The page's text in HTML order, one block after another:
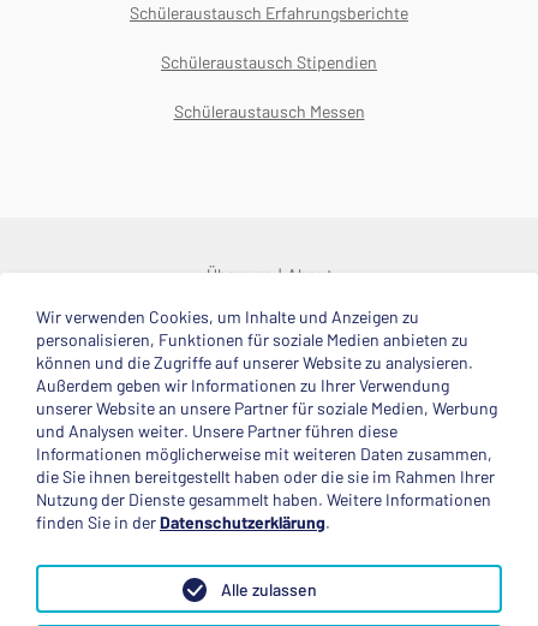
Schüleraustausch Erfahrungsberichte
Schüleraustausch Stipendien
Schüleraustausch Messen
Über uns About
© 2025 Deutsche Stiftung Völkerverständigung
Impressum Datenschutzerklärung Kontakt
Mitglied im
Anerkannte Einsatzstelle
Wir verwenden Cookies, um Inhalte und Anzeigen zu
personalisieren, Funktionen für soziale Medien anbieten zu
können und die Zugriffe auf unserer Website zu analysieren.
Außerdem geben wir Informationen zu Ihrer Verwendung
unserer Website an unsere Partner für soziale Medien, Werbung
und Analysen weiter. Unsere Partner führen diese
Informationen möglicherweise mit weiteren Daten zusammen,
die Sie ihnen bereitgestellt haben oder die sie im Rahmen Ihrer
Nutzung der Dienste gesammelt haben. Weitere Informationen
finden Sie in derDatenschutzerklärung.
Alle zulassen